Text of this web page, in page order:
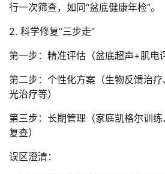
行一次筛查，如同“盆底健康年检”。
2. 科学修复“三步走”
第一步：精准评估（盆底超声+肌电
第二步：个性化方案（生物反馈治
光治疗等）
第三步：长期管理（家庭凯格尔训
复查）
误区澄清：